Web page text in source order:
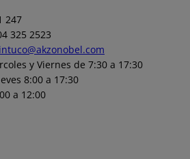
247
325 2523
y Viernes de 7:30 a 17:30
8:00 a 17:30
a 12:00